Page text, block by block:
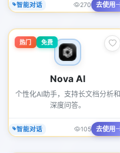
智能对话 270 去使用
热门 免费
Nova AI
个性化AI助手，支持长文档分析和
深度问答。
智能对话 105 去使用